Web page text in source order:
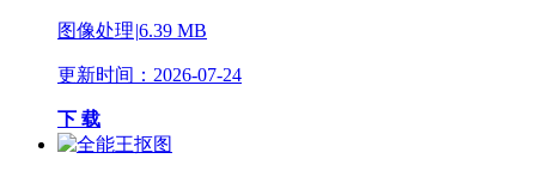
图像处理|6.39 MB
更新时间：2026-07-24
下 载